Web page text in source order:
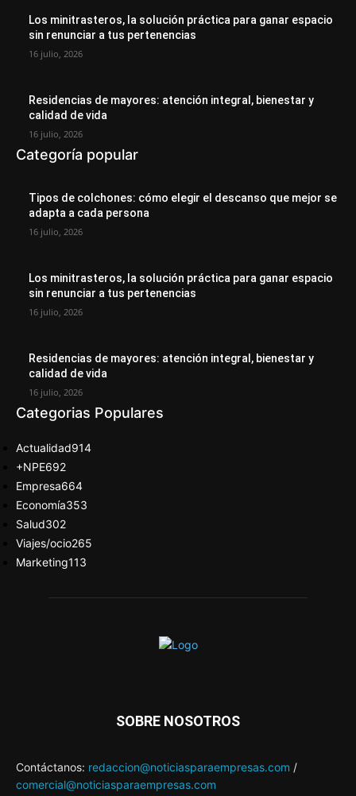
Los minitrasteros, la solución práctica para ganar espacio
sin renunciar a tus pertenencias
16 julio, 2026
Residencias de mayores: atención integral, bienestar y
calidad de vida
16 julio, 2026
Categoría popular
Tipos de colchones: cómo elegir el descanso que mejor se
adapta a cada persona
16 julio, 2026
Los minitrasteros, la solución práctica para ganar espacio
sin renunciar a tus pertenencias
16 julio, 2026
Residencias de mayores: atención integral, bienestar y
calidad de vida
16 julio, 2026
Categorias Populares
Actualidad914
+NPE692
Empresa664
Economía353
Salud302
Viajes/ocio265
Marketing113
SOBRE NOSOTROS
Contáctanos: redaccion@noticiasparaempresas.com /
comercial@noticiasparaempresas.com